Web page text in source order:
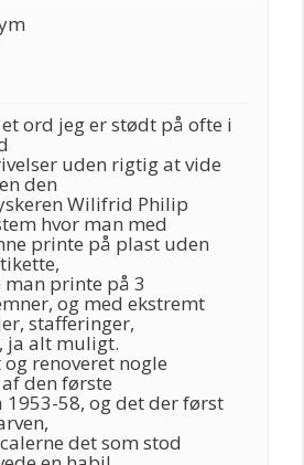
ord jeg er stødt på ofte i
uden rigtig at vide
den
Wilifrid Philip
hvor man med
printe på plast uden
printe på 3
og med ekstremt
stafferinger,
ja alt muligt.
og renoveret nogle
den første
1953-58, og det der først
det som stod